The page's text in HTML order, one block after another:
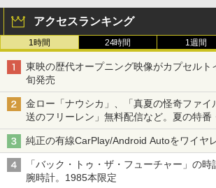
アクセスランキング
1時間 24時間 1週間
東映の歴代オープニング映像がカプセルト
旬発売
金ロー「ナウシカ」、「真夏の怪奇ファイ
送のフリーレン」無料配信など。夏の特番
純正の有線CarPlay/Android Autoをワイヤ
「バック・トゥ・ザ・フューチャー」の
腕時計。1985本限定